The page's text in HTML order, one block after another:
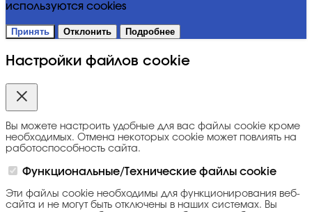
используются cookies
Принять Отклонить Подробнее
Настройки файлов cookie
Вы можете настроить удобные для вас файлы cookie кроме
необходимых. Отмена некоторых cookie может повлиять на
работоспособность сайта.
Функциональные/Технические файлы cookie
Эти файлы cookie необходимы для функционирования веб-
сайта и не могут быть отключены в наших системах. Вы